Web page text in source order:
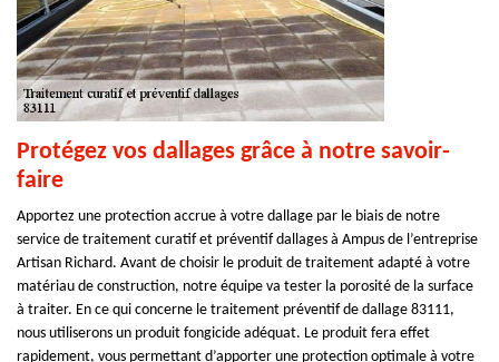
Protégez vos dallages grâce à notre savoir-
faire
Apportez une protection accrue à votre dallage par le biais de notre
service de traitement curatif et préventif dallages à Ampus de l’entreprise
Artisan Richard. Avant de choisir le produit de traitement adapté à votre
matériau de construction, notre équipe va tester la porosité de la surface
à traiter. En ce qui concerne le traitement préventif de dallage 83111,
nous utiliserons un produit fongicide adéquat. Le produit fera effet
rapidement, vous permettant d’apporter une protection optimale à votre